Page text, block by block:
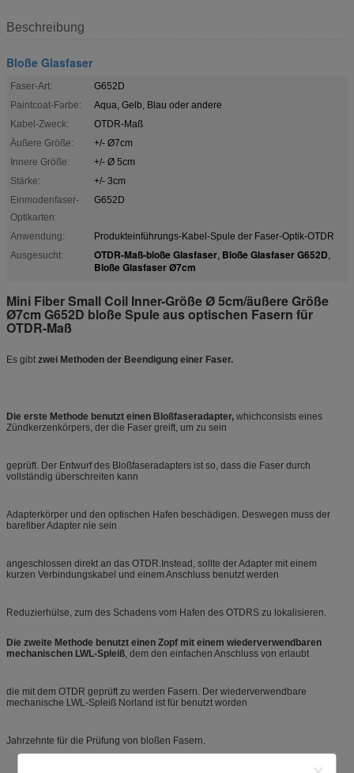
Beschreibung
Bloße Glasfaser
Faser-Art:
G652D
Paintcoat-Farbe:
Aqua, Gelb, Blau oder andere
Kabel-Zweck:
OTDR-Maß
Äußere Größe:
+/- Ø7cm
Innere Größe:
+/- Ø 5cm
Stärke:
+/- 3cm
Einmodenfaser-
Optikarten:
G652D
Anwendung:
Produkteinführungs-Kabel-Spule der Faser-Optik-OTDR
Ausgesucht:
OTDR-Maß-bloße Glasfaser, Bloße Glasfaser G652D,
Bloße Glasfaser Ø7cm
Mini Fiber Small Coil Inner-Größe Ø 5cm/äußere Größe
Ø7cm G652D bloße Spule aus optischen Fasern für
OTDR-Maß
Es gibt zwei Methoden der Beendigung einer Faser.
Die erste Methode benutzt einen Bloßfaseradapter, whichconsists eines
Zündkerzenkörpers, der die Faser greift, um zu sein
geprüft. Der Entwurf des Bloßfaseradapters ist so, dass die Faser durch
vollständig überschreiten kann
Adapterkörper und den optischen Hafen beschädigen. Deswegen muss der
barefiber Adapter nie sein
angeschlossen direkt an das OTDR.Instead, sollte der Adapter mit einem
kurzen Verbindungskabel und einem Anschluss benutzt werden
Reduzierhülse, zum des Schadens vom Hafen des OTDRS zu lokalisieren.
Die zweite Methode benutzt einen Zopf mit einem wiederverwendbaren
mechanischen LWL-Spleiß, dem den einfachen Anschluss von erlaubt
die mit dem OTDR geprüft zu werden Fasern. Der wiederverwendbare
mechanische LWL-Spleiß Norland ist für benutzt worden
Jahrzehnte für die Prüfung von bloßen Fasern.